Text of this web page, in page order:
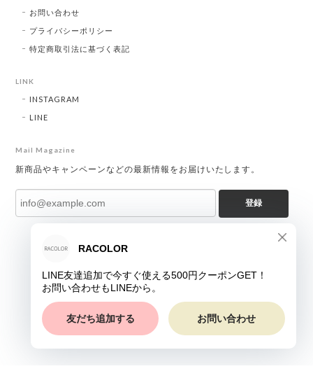
お問い合わせ
プライバシーポリシー
特定商取引法に基づく表記
LINK
INSTAGRAM
LINE
Mail Magazine
新商品やキャンペーンなどの最新情報をお届けいたします。
登録